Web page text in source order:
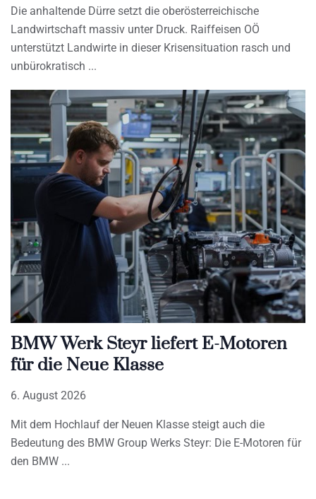
Die anhaltende Dürre setzt die oberösterreichische
Landwirtschaft massiv unter Druck. Raiffeisen OÖ
unterstützt Landwirte in dieser Krisensituation rasch und
unbürokratisch
BMW Werk Steyr liefert E-Motoren
für die Neue Klasse
6. August 2026
Mit dem Hochlauf der Neuen Klasse steigt auch die
Bedeutung des BMW Group Werks Steyr: Die E-Motoren für
den BMW